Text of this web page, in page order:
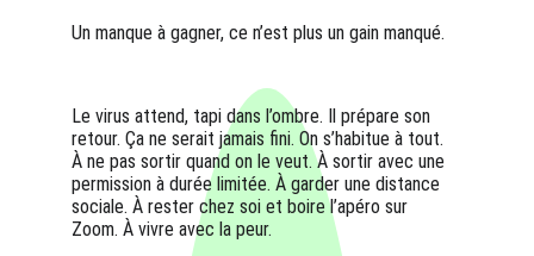
Un manque à gagner, ce n’est plus un gain manqué.
Le virus attend, tapi dans l’ombre. Il prépare son
retour. Ça ne serait jamais fini. On s’habitue à tout.
À ne pas sortir quand on le veut. À sortir avec une
permission à durée limitée. À garder une distance
sociale. À rester chez soi et boire l’apéro sur
Zoom. À vivre avec la peur.